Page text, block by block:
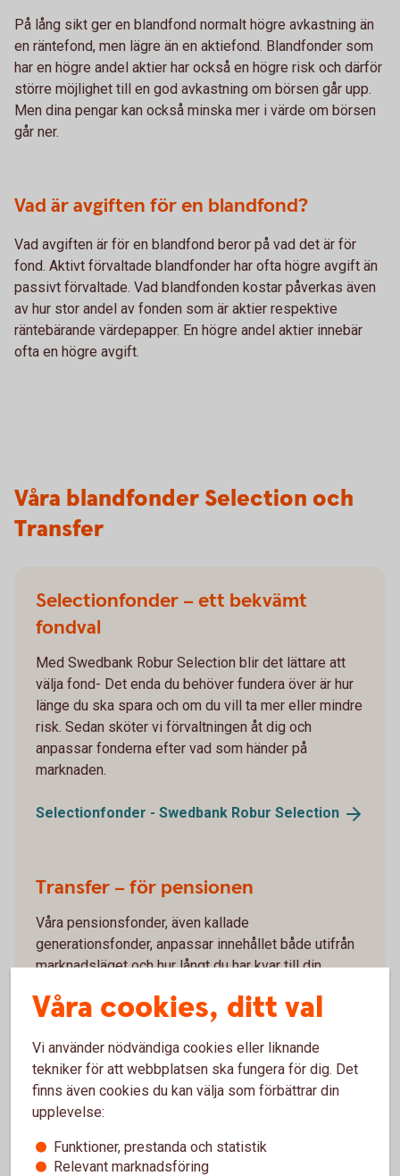
På lång sikt ger en blandfond normalt högre avkastning än
en räntefond, men lägre än en aktiefond. Blandfonder som
har en högre andel aktier har också en högre risk och därför
större möjlighet till en god avkastning om börsen går upp.
Men dina pengar kan också minska mer i värde om börsen
går ner.
Vad är avgiften för en blandfond?
Vad avgiften är för en blandfond beror på vad det är för
fond. Aktivt förvaltade blandfonder har ofta högre avgift än
passivt förvaltade. Vad blandfonden kostar påverkas även
av hur stor andel av fonden som är aktier respektive
räntebärande värdepapper. En högre andel aktier innebär
ofta en högre avgift.
Våra blandfonder Selection och
Transfer
Selectionfonder – ett bekvämt
fondval
Med Swedbank Robur Selection blir det lättare att
välja fond- Det enda du behöver fundera över är hur
länge du ska spara och om du vill ta mer eller mindre
risk. Sedan sköter vi förvaltningen åt dig och
anpassar fonderna efter vad som händer på
marknaden.
Selectionfonder - Swedbank Robur Selection
Transfer – för pensionen
Våra pensionsfonder, även kallade
generationsfonder, anpassar innehållet både utifrån
marknadsläget och hur långt du har kvar till din
enkelt och bekvämt fondsparande för sparandet till
Pensionsfonder - Swedbank RoburTransfer
Våra cookies, ditt val
Vi använder nödvändiga cookies eller liknande
tekniker för att webbplatsen ska fungera för dig. Det
finns även cookies du kan välja som förbättrar din
upplevelse:
Funktioner, prestanda och statistik
Relevant marknadsföring